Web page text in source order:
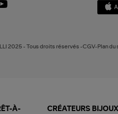
2025 - Tous droits réservés -CGV-Plan
À-
CRÉATEURS BIJOUX